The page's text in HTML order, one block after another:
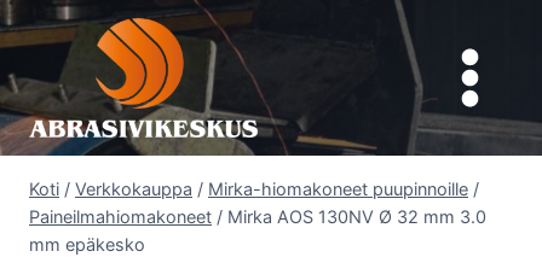
Siirry
sisältöön
Koti / Verkkokauppa / Mirka-hiomakoneet puupinnoille /
Paineilmahiomakoneet / Mirka AOS 130NV Ø 32 mm 3.0
mm epäkesko